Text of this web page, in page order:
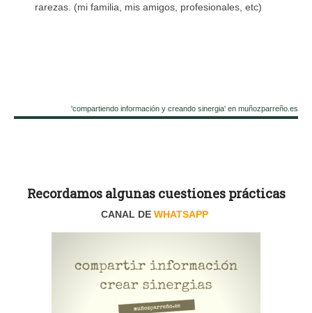
rarezas. (mi familia, mis amigos, profesionales, etc)
'compartiendo información y creando sinergia' en muñozparreño.es
Recordamos algunas cuestiones prácticas
CANAL DE WHATSAPP